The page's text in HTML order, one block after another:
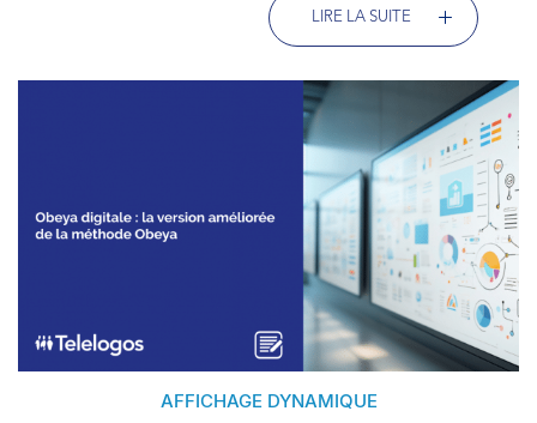
LIRE LA SUITE
AFFICHAGE DYNAMIQUE